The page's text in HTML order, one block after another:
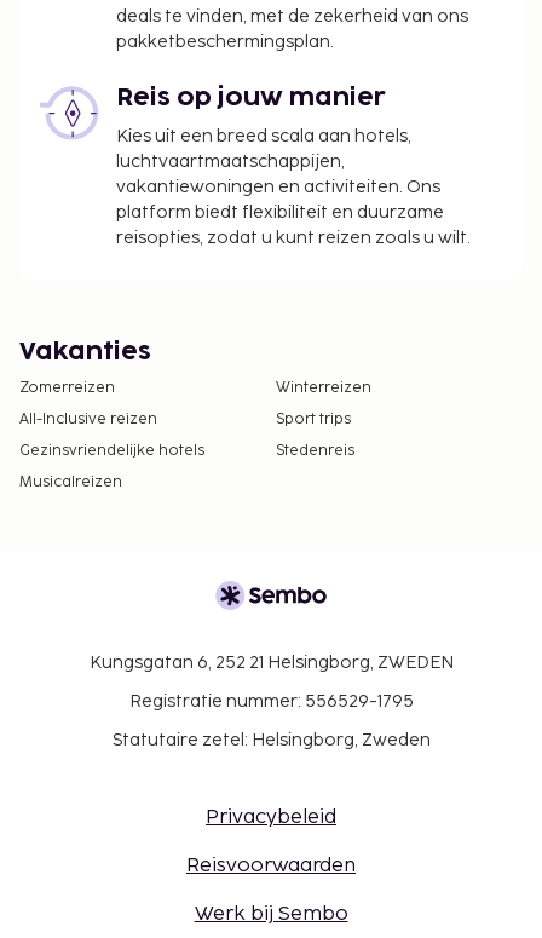
deals te vinden, met de zekerheid van ons
pakketbeschermingsplan.
Reis op jouw manier
Kies uit een breed scala aan hotels,
luchtvaartmaatschappijen,
vakantiewoningen en activiteiten. Ons
platform biedt flexibiliteit en duurzame
reisopties, zodat u kunt reizen zoals u wilt.
Vakanties
Zomerreizen
Winterreizen
All-Inclusive reizen
Sport trips
Gezinsvriendelijke hotels
Stedenreis
Musicalreizen
Kungsgatan 6, 252 21 Helsingborg, ZWEDEN
Registratie nummer: 556529-1795
Statutaire zetel: Helsingborg, Zweden
Privacybeleid
Reisvoorwaarden
Werk bij Sembo